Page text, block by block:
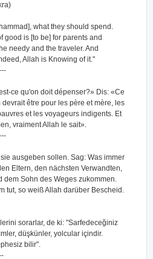
what they should spend.
good is [to be] for parents and
needy and the traveler. And
Allah is Knowing of it."
ce qu'on doit dépenser?» Dis: «Ce
devrait être pour les père et mère, les
et les voyageurs indigents. Et
vraiment Allah le sait».
sie ausgeben sollen. Sag: Was immer
Eltern, den nächsten Verwandten,
dem Sohn des Weges zukommen.
tut, so weiß Allah darüber Bescheid.
sorarlar, de ki: "Sarfedeceğiniz
düşkünler, yolcular içindir.
bilir".